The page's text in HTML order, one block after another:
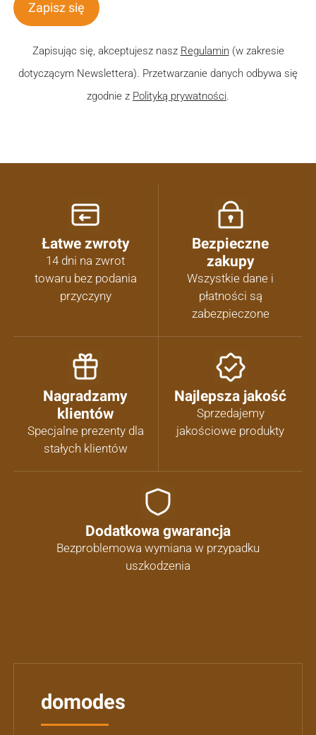
Zapisz się
Zapisując się, akceptujesz nasz Regulamin(w zakresie
dotyczącym Newslettera). Przetwarzanie danych odbywa się
zgodnie z Polityką prywatności.
Łatwe zwroty
14 dni na zwrot
towaru bez podania
przyczyny
Bezpieczne
zakupy
Wszystkie dane i
płatności są
zabezpieczone
Nagradzamy
klientów
Specjalne prezenty dla
stałych klientów
Najlepsza jakość
Sprzedajemy
jakościowe produkty
Dodatkowa gwarancja
Bezproblemowa wymiana w przypadku
uszkodzenia
domodes